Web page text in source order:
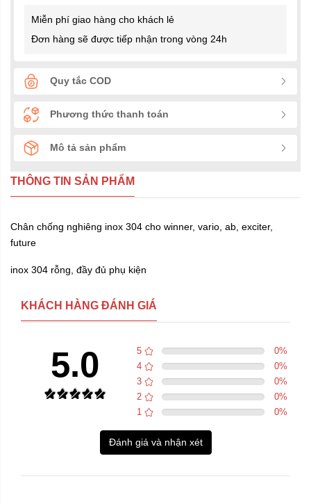
Miễn phí giao hàng cho khách lẻ
Đơn hàng sẽ được tiếp nhận trong vòng 24h
Quy tắc COD
Phương thức thanh toán
Mô tả sản phẩm
THÔNG TIN SẢN PHẨM
Chân chống nghiêng inox 304 cho winner, vario, ab, exciter,
future
inox 304 rỗng, đầy đủ phụ kiện
KHÁCH HÀNG ĐÁNH GIÁ
5.0 5 0%
4
0%
3
0%
2
0%
1
0%
Đánh giá và nhận xét